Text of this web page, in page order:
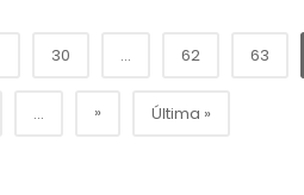
30 ... 62 63
... » Última »